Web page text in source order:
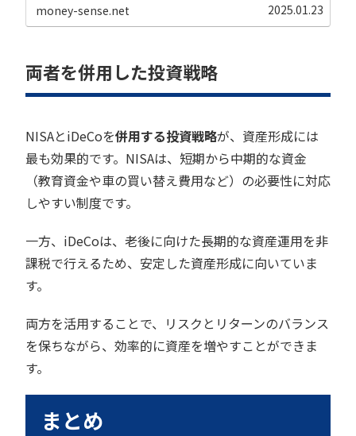
money-sense.net 2025.01.23
両者を併用した投資戦略
NISAとiDeCoを併用する投資戦略が、資産形成には
最も効果的です。NISAは、短期から中期的な資金
（教育資金や車の買い替え費用など）の必要性に対応
しやすい制度です。
一方、iDeCoは、老後に向けた長期的な資産運用を非
課税で行えるため、安定した資産形成に向いていま
す。
両方を活用することで、リスクとリターンのバランス
を保ちながら、効率的に資産を増やすことができま
す。
まとめ